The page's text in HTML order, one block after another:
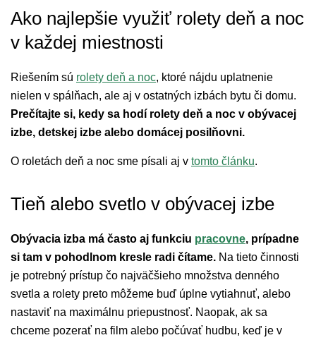
Ako najlepšie využiť rolety deň a noc
v každej miestnosti
Riešením sú rolety deň a noc, ktoré nájdu uplatnenie
nielen v spálňach, ale aj v ostatných izbách bytu či domu.
Prečítajte si, kedy sa hodí rolety deň a noc v obývacej
izbe, detskej izbe alebo domácej posilňovni.
O roletách deň a noc sme písali aj v tomto článku.
Tieň alebo svetlo v obývacej izbe
Obývacia izba má často aj funkciu pracovne, prípadne
si tam v pohodlnom kresle radi čítame. Na tieto činnosti
je potrebný prístup čo najväčšieho množstva denného
svetla a rolety preto môžeme buď úplne vytiahnuť, alebo
nastaviť na maximálnu priepustnosť. Naopak, ak sa
chceme pozerať na film alebo počúvať hudbu, keď je v